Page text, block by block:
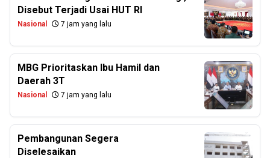
Disebut Terjadi Usai HUT RI
Nasional 7 jam yang lalu
MBG Prioritaskan Ibu Hamil dan
Daerah 3T
Nasional 7 jam yang lalu
Pembangunan Segera
Diselesaikan